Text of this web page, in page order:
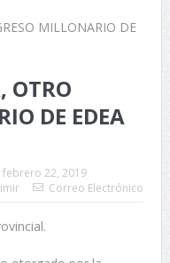
OTRO
DE EDEA
febrero 22, 2019
Correo Electrónico